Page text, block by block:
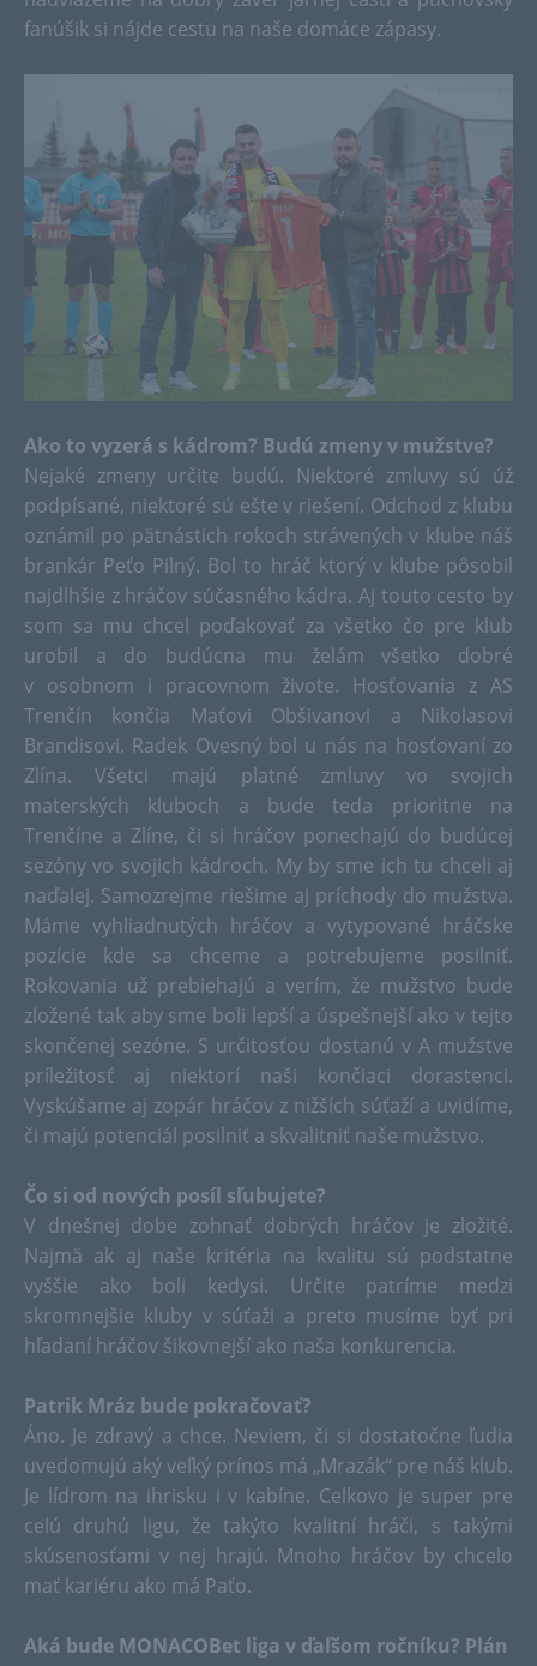
fanúšik si nájde cestu na naše domáce zápasy.
Ako to vyzerá s kádrom? Budú zmeny v mužstve?
Nejaké zmeny určite budú. Niektoré zmluvy sú úž
podpísané, niektoré sú ešte v riešení. Odchod z klubu
oznámil po pätnástich rokoch strávených v klube náš
brankár Peťo Pilný. Bol to hráč ktorý v klube pôsobil
najdlhšie z hráčov súčasného kádra. Aj touto cesto by
som sa mu chcel poďakovať za všetko čo pre klub
urobil a do budúcna mu želám všetko dobré
v osobnom i pracovnom živote. Hosťovania z AS
Trenčín končia Maťovi Obšivanovi a Nikolasovi
Brandisovi. Radek Ovesný bol u nás na hosťovaní zo
Zlína. Všetci majú platné zmluvy vo svojich
materských kluboch a bude teda prioritne na
Trenčíne a Zlíne, či si hráčov ponechajú do budúcej
sezóny vo svojich kádroch. My by sme ich tu chceli aj
naďalej. Samozrejme riešime aj príchody do mužstva.
Máme vyhliadnutých hráčov a vytypované hráčske
pozície kde sa chceme a potrebujeme posilniť.
Rokovania už prebiehajú a verím, že mužstvo bude
zložené tak aby sme boli lepší a úspešnejší ako v tejto
skončenej sezóne. S určitosťou dostanú v A mužstve
príležitosť aj niektorí naši končiaci dorastenci.
Vyskúšame aj zopár hráčov z nižších súťaží a uvidíme,
či majú potenciál posilniť a skvalitniť naše mužstvo.
Čo si od nových posíl sľubujete?
V dnešnej dobe zohnať dobrých hráčov je zložité.
Najmä ak aj naše kritéria na kvalitu sú podstatne
vyššie ako boli kedysi. Určite patríme medzi
skromnejšie kluby v súťaži a preto musíme byť pri
hľadaní hráčov šikovnejší ako naša konkurencia.
Patrik Mráz bude pokračovať?
Áno. Je zdravý a chce. Neviem, či si dostatočne ľudia
uvedomujú aký veľký prínos má „Mrazák“ pre náš klub.
Je lídrom na ihrisku i v kabíne. Celkovo je super pre
celú druhú ligu, že takýto kvalitní hráči, s takými
skúsenosťami v nej hrajú. Mnoho hráčov by chcelo
mať kariéru ako má Paťo.
Aká bude MONACOBet liga v ďaľšom ročníku? Plán